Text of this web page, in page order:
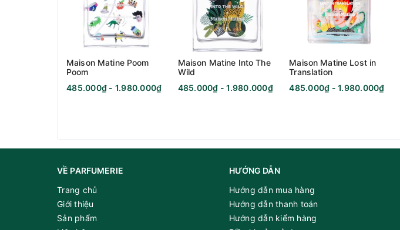
Maison Matine Poom
Poom
485.000₫ - 1.980.000₫
Maison Matine Into The
Wild
485.000₫ - 1.980.000₫
Maison Matine Lost in
Translation
485.000₫ - 1.980.000₫
VỀ PARFUMERIE
Trang chủ
Giới thiệu
Sản phẩm
HƯỚNG DẪN
Hướng dẫn mua hàng
Hướng dẫn thanh toán
Hướng dẫn kiểm hàng